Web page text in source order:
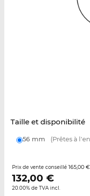
Taille et disponibilité
56 mm (Prêtes à
Prix de vente conseillé 165,00 €
132,00 €
20.00% de TVA incl.